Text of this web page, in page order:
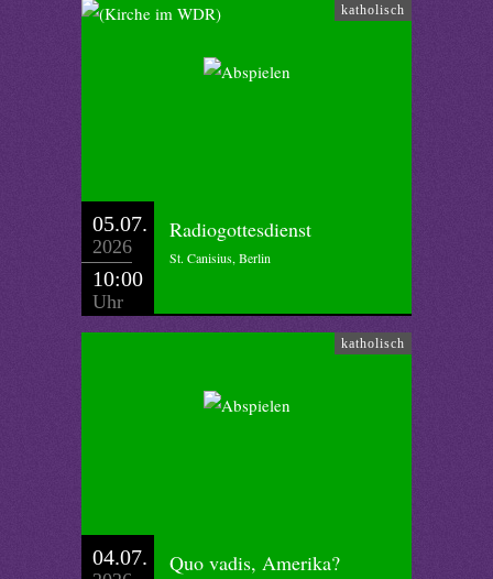
katholisch
05.07.
2026
10:00
Uhr
Radiogottesdienst
St. Canisius, Berlin
katholisch
04.07. Quo vadis, Amerika?